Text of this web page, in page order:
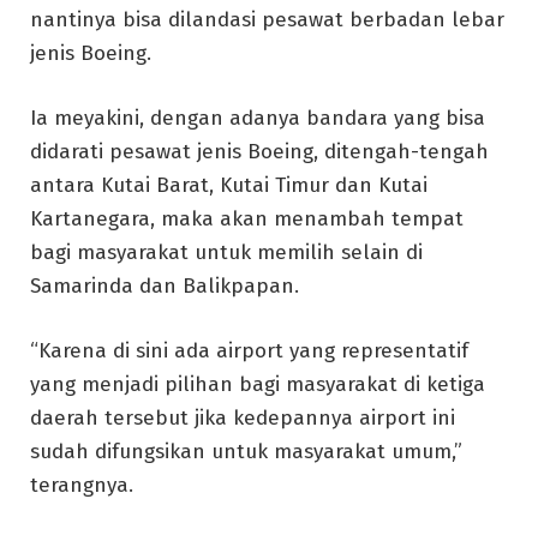
nantinya bisa dilandasi pesawat berbadan lebar
jenis Boeing.
Ia meyakini, dengan adanya bandara yang bisa
didarati pesawat jenis Boeing, ditengah-tengah
antara Kutai Barat, Kutai Timur dan Kutai
Kartanegara, maka akan menambah tempat
bagi masyarakat untuk memilih selain di
Samarinda dan Balikpapan.
“Karena di sini ada airport yang representatif
yang menjadi pilihan bagi masyarakat di ketiga
daerah tersebut jika kedepannya airport ini
sudah difungsikan untuk masyarakat umum,”
terangnya.